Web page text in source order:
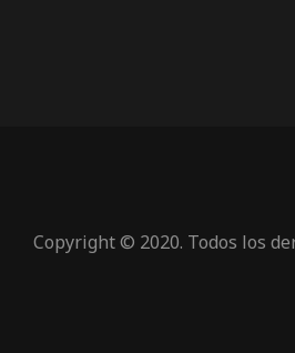
Copyright © 2020. Todos los